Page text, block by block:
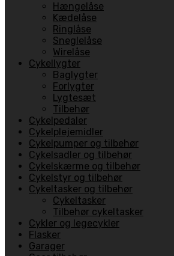
Hængelåse
Kædelåse
Ringlåse
Sneglelåse
Wirelåse
Cykellygter
Baglygter
Forlygter
Lygtesæt
Tilbehør
Cykelpedaler
Cykelplejemidler
Cykelpumper og tilbehør
Cykelsadler og tilbehør
Cykelskærme og tilbehør
Cykelstyr og tilbehør
Cykeltasker og tilbehør
Cykeltasker
Tilbehør cykeltasker
Cykler og legecykler
Flasker
Garager